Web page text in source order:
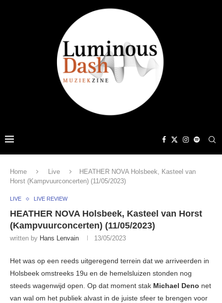
Home Live
HEATHER NOVA Holsbeek, Kasteel van
Horst (Kampvuurconcerten) (11/05/2023)
LIVE LIVE REVIEW
HEATHER NOVA Holsbeek, Kasteel van Horst
(Kampvuurconcerten) (11/05/2023)
written by Hans Lenvain 13/05/2023
Het was op een reeds uitgeregend terrein dat we arriveerden in
Holsbeek omstreeks 19u en de hemelsluizen stonden nog
steeds wagenwijd open. Op dat moment stak Michael Deno net
van wal om het publiek alvast in de juiste sfeer te brengen voor